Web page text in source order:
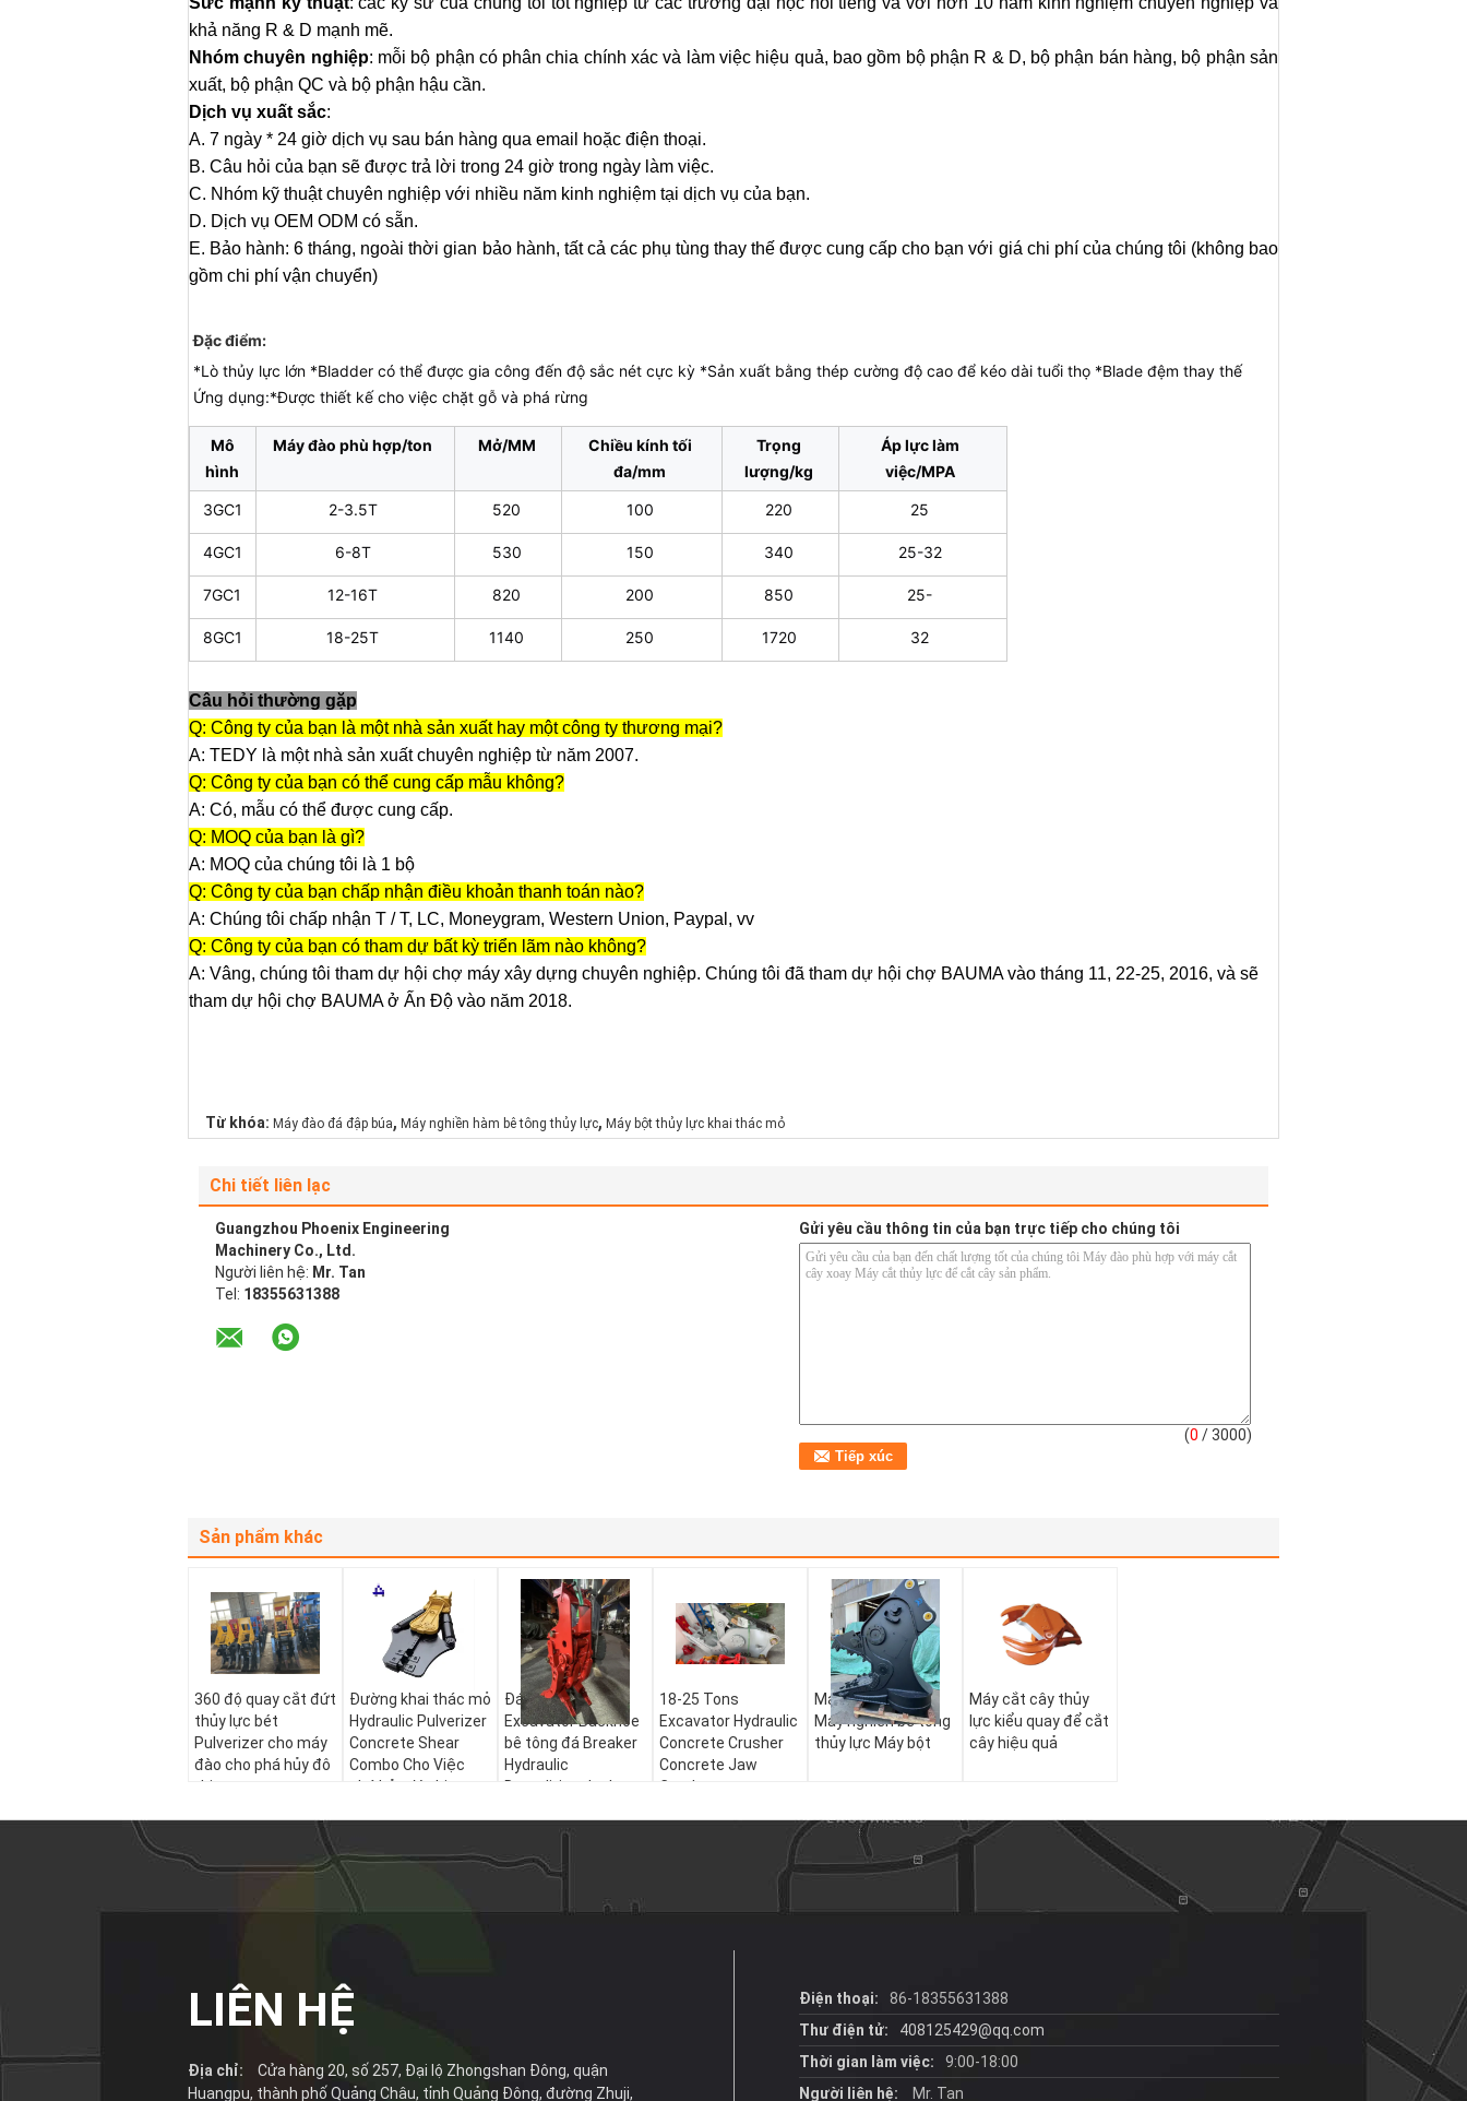
khả năng R & D mạnh mẽ.
Nhóm chuyên nghiệp: mỗi bộ phận có phân chia chính xác và làm việc hiệu quả, bao gồm bộ phận R & D, bộ phận bán hàng, bộ phận sản
xuất, bộ phận QC và bộ phận hậu cần.
Dịch vụ xuất sắc:
A. 7 ngày * 24 giờ dịch vụ sau bán hàng qua email hoặc điện thoại.
B. Câu hỏi của bạn sẽ được trả lời trong 24 giờ trong ngày làm việc.
C. Nhóm kỹ thuật chuyên nghiệp với nhiều năm kinh nghiệm tại dịch vụ của bạn.
D. Dịch vụ OEM ODM có sẵn.
E. Bảo hành: 6 tháng, ngoài thời gian bảo hành, tất cả các phụ tùng thay thế được cung cấp cho bạn với giá chi phí của chúng tôi (không bao
gồm chi phí vận chuyển)
Đặc điểm:
*Lò thủy lực lớn *Bladder có thể được gia công đến độ sắc nét cực kỳ *Sản xuất bằng thép cường độ cao để kéo dài tuổi thọ *Blade đệm thay thế
Ứng dụng:*Được thiết kế cho việc chặt gỗ và phá rừng
Mô
hình
Máy đào phù hợp/ton Mở/MM
Chiều kính tối
đa/mm
Trọng
lượng/kg
Áp lực làm
việc/MPA
3GC1 2-3.5T 520 100 220 25
4GC1 6-8T 530 150 340 25-32
7GC1 12-16T 820 200 850 25-
8GC1 18-25T 1140 250 1720 32
Câu hỏi thường gặp
Q: Công ty của bạn là một nhà sản xuất hay một công ty thương mại?
A: TEDY là một nhà sản xuất chuyên nghiệp từ năm 2007.
Q: Công ty của bạn có thể cung cấp mẫu không?
A: Có, mẫu có thể được cung cấp.
Q: MOQ của bạn là gì?
A: MOQ của chúng tôi là 1 bộ
Q: Công ty của bạn chấp nhận điều khoản thanh toán nào?
A: Chúng tôi chấp nhận T / T, LC, Moneygram, Western Union, Paypal, vv
Q: Công ty của bạn có tham dự bất kỳ triển lãm nào không?
A: Vâng, chúng tôi tham dự hội chợ máy xây dựng chuyên nghiệp. Chúng tôi đã tham dự hội chợ BAUMA vào tháng 11, 22-25, 2016, và sẽ
tham dự hội chợ BAUMA ở Ấn Độ vào năm 2018.
Từ khóa: Máy đào đá đập búa, Máy nghiền hàm bê tông thủy lực, Máy bột thủy lực khai thác mỏ
Chi tiết liên lạc
Guangzhou Phoenix Engineering
Machinery Co., Ltd.
Người liên hệ: Mr. Tan
Tel: 18355631388
Gửi yêu cầu thông tin của bạn trực tiếp cho chúng tôi
(0 / 3000)
Sản phẩm khác
360 độ quay cắt đứt
thủy lực bét
Pulverizer cho máy
đào cho phá hủy đô
thị
Đường khai thác mỏ
Hydraulic Pulverizer
Concrete Shear
Combo Cho Việc
phá hủy đô thị
Đá phá vỡ búa
Excavator Backhoe
bê tông đá Breaker
Hydraulic
Demolition Jack
18-25 Tons
Excavator Hydraulic
Concrete Crusher
Concrete Jaw
Crusher
Máy đào cầm tay
Máy nghiền bê tông
thủy lực Máy bột
Máy cắt cây thủy
lực kiểu quay để cắt
cây hiệu quả
LIÊN HỆ
Địa chỉ:
Cửa hàng 20, số 257, Đại lộ Zhongshan Đông, quận
Huangpu, thành phố Quảng Châu, tỉnh Quảng Đông, đường Zhuji,
Điện thoại:
86-18355631388
Thư điện tử:
408125429@qq.com
Thời gian làm việc:
9:00-18:00
Người liên hệ:
Mr. Tan